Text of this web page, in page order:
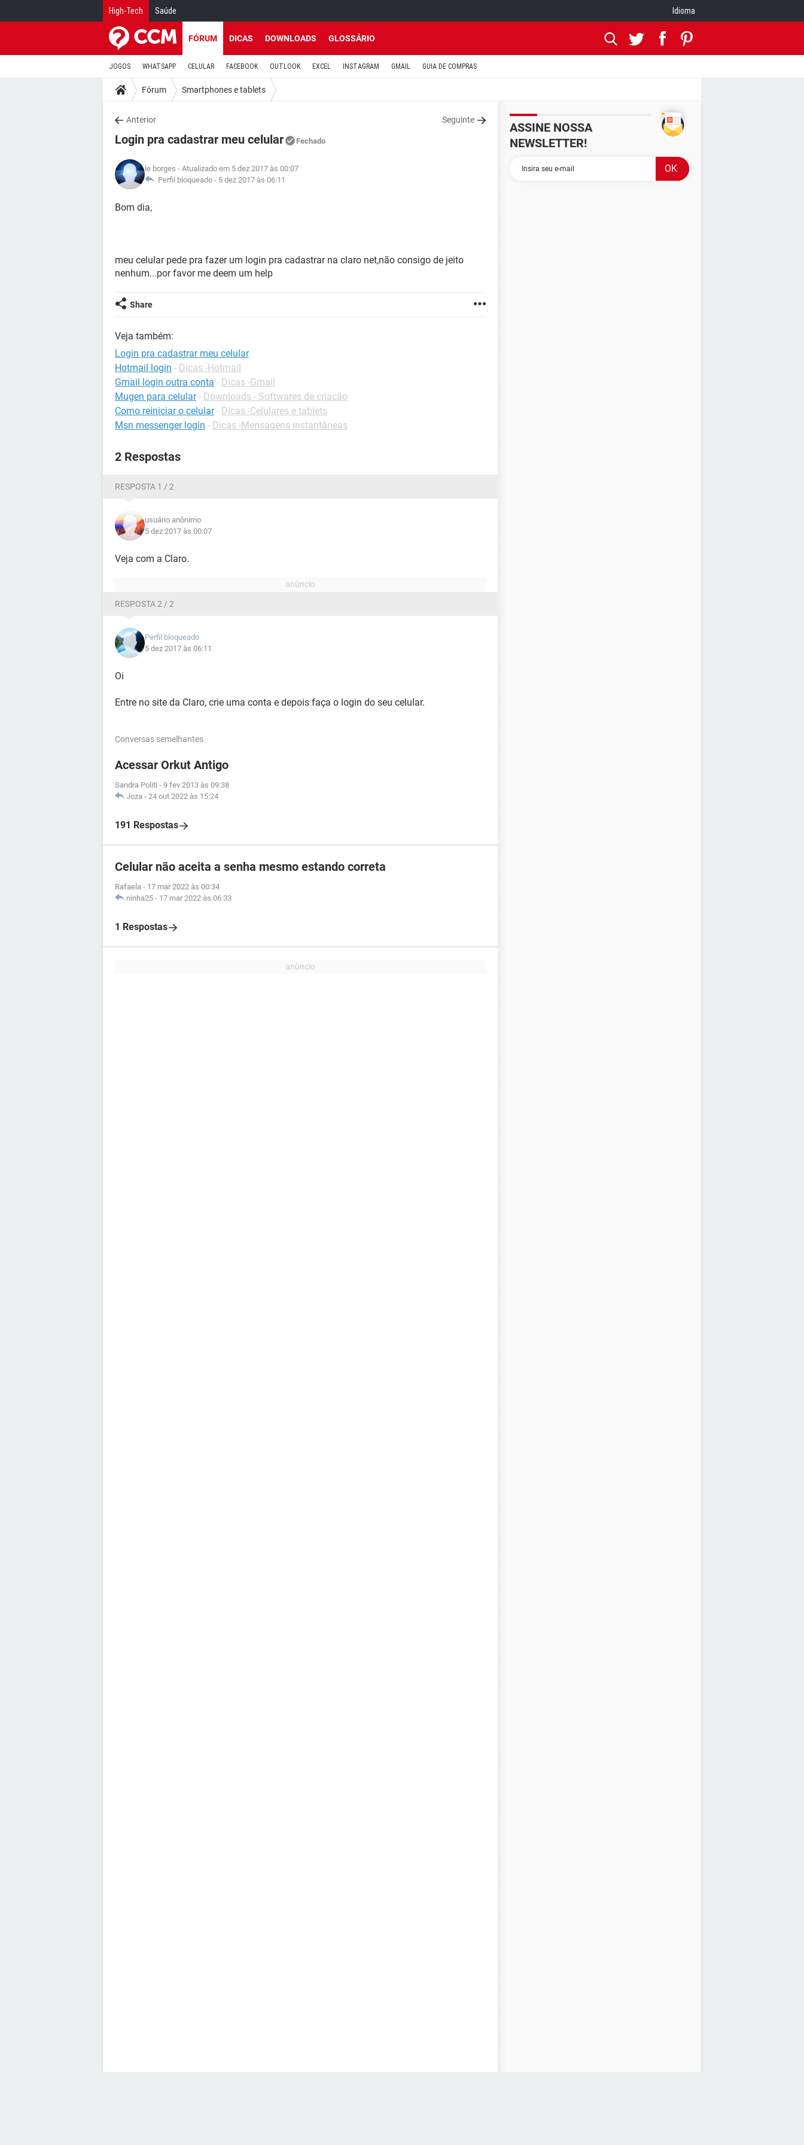
High-Tech Saúde Idioma
FÓRUM DICAS DOWNLOADS GLOSSÁRIO
JOGOS WHATSAPP CELULAR FACEBOOK OUTLOOK EXCEL INSTAGRAM GMAIL GUIA DE COMPRAS
Fórum Smartphones e tablets
Anterior Seguinte
Login pra cadastrar meu celular Fechado
le borges - Atualizado em 5 dez 2017 às 00:07
Perfil bloqueado - 5 dez 2017 às 06:11
Bom dia,
meu celular pede pra fazer um login pra cadastrar na claro net,não consigo de jeito
nenhum...por favor me deem um help
Share
Veja também:
Login pra cadastrar meu celular
Hotmail login - Dicas -Hotmail
Gmail login outra conta - Dicas -Gmail
Mugen para celular - Downloads - Softwares de criação
Como reiniciar o celular - Dicas -Celulares e tablets
Msn messenger login - Dicas -Mensagens instantâneas
2 Respostas
RESPOSTA 1 / 2
usuário anônimo
5 dez 2017 às 00:07
Veja com a Claro.
RESPOSTA 2 / 2
Perfil bloqueado
5 dez 2017 às 06:11
Oi
Entre no site da Claro, crie uma conta e depois faça o login do seu celular.
Conversas semelhantes
Acessar Orkut Antigo
Sandra Politi - 9 fev 2013 às 09:38
Joza - 24 out 2022 às 15:24
191 Respostas
Celular não aceita a senha mesmo estando correta
Rafaela - 17 mar 2022 às 00:34
ninha25 - 17 mar 2022 às 06:33
1 Respostas
ASSINE NOSSA
NEWSLETTER!